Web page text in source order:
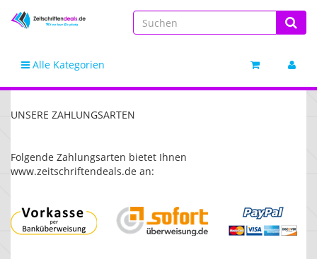
Alle Kategorien
UNSERE ZAHLUNGSARTEN
Folgende Zahlungsarten bietet Ihnen
www.zeitschriftendeals.de an: